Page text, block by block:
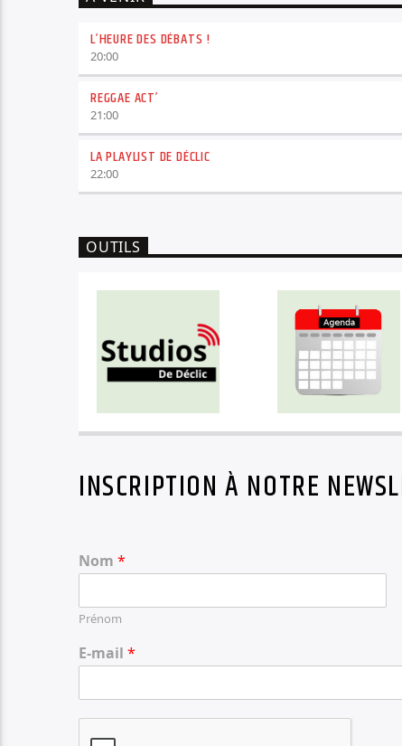
L’HEURE DES DÉBATS !
20:00
REGGAE ACT’
21:00
LA PLAYLIST DE DÉCLIC
22:00
OUTILS
INSCRIPTION À NOTRE
Nom *
Prénom
E-mail *